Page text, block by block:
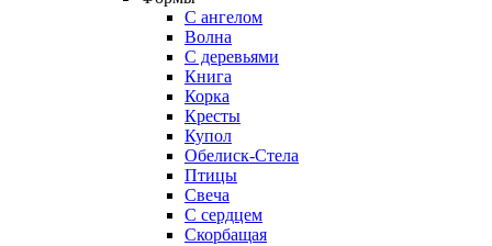
С ангелом
Волна
С деревьями
Книга
Корка
Кресты
Купол
Обелиск-Стела
Птицы
Свеча
С сердцем
Скорбащая